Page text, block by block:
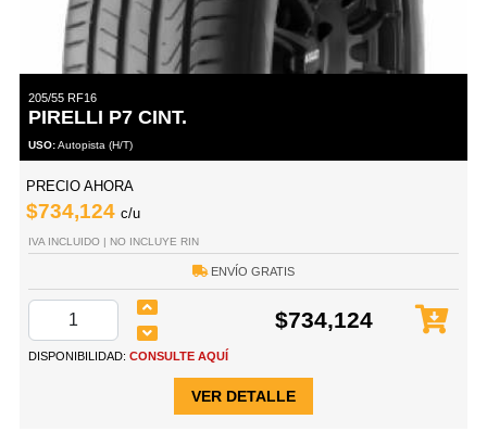
205/55 RF16
PIRELLI P7 CINT.
USO:Autopista (H/T)
PRECIO AHORA
$734,124 c/u
IVA INCLUIDO | NO INCLUYE RIN
ENVÍO GRATIS
$734,124
DISPONIBILIDAD: CONSULTE AQUÍ
VER DETALLE